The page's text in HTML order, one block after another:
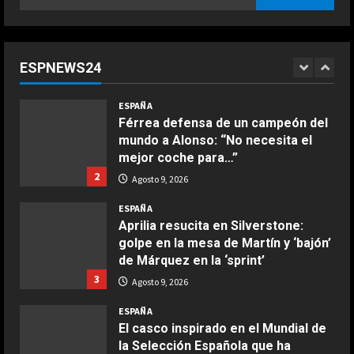
ESPNEWS24
1
2
ESPAÑA
Férrea defensa de un campeón del
mundo a Alonso: “No necesita el
mejor coche para…”
Agosto 9, 2026
3
ESPAÑA
Aprilia resucita en Silverstone:
golpe en la mesa de Martín y ‘bajón’
de Márquez en la ‘sprint’
Agosto 9, 2026
ESPAÑA
El casco inspirado en el Mundial de
la Selección Española que ha
Ensalada de espinacas deliciosa
COCINA
Boquerones fritos en freidora de
aire
Aprile 24, 2026
Buñuelos de alcachofas